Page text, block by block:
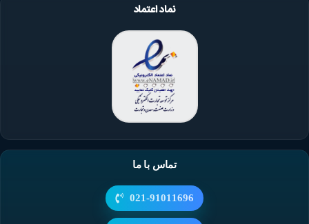
نماد اعتماد
تماس با ما
021-91011696